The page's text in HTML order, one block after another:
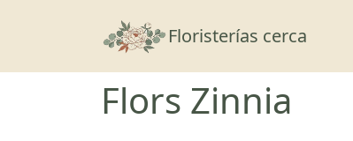
Floristerías cerca
Flors Zinnia